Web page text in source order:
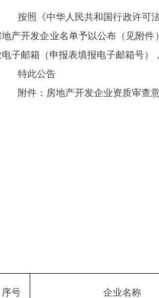
按照《中华人民共和国行政许可
地产开发企业名单予以公布 （见附件
电子邮箱（申报表填报电子邮箱号）
特此公告
附件：房地产开发企业资质审查
序号 企业名称